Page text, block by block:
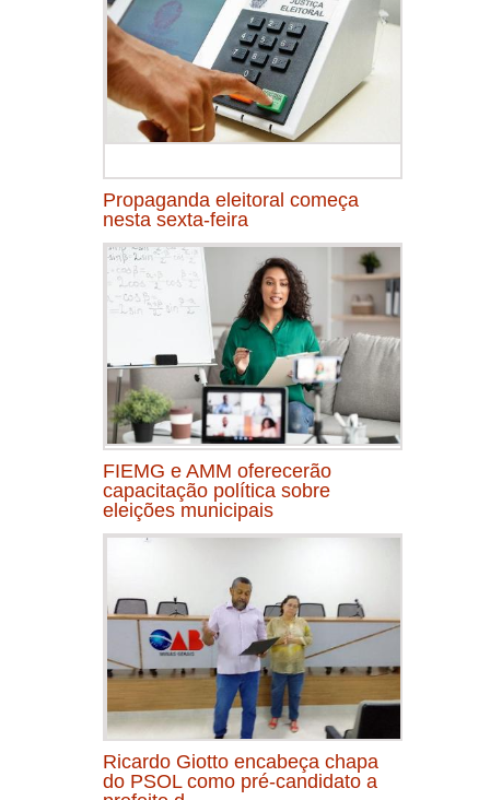
Propaganda eleitoral começa
nesta sexta-feira
FIEMG e AMM oferecerão
capacitação política sobre
eleições municipais
Ricardo Giotto encabeça chapa
do PSOL como pré-candidato a